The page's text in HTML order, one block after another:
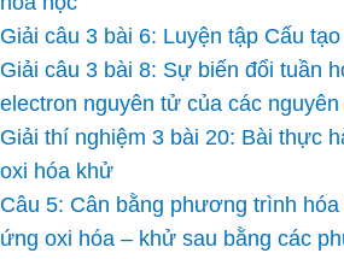
Giải câu 3 bài 6: Luyện tập Cấu
Giải câu 3 bài 8: Sự biến đổi tuần
electron nguyên tử của các
Giải thí nghiệm 3 bài 20: Bài thực
oxi hóa khử
Câu 5: Cân bằng phương trình
ứng oxi hóa – khử sau bằng các